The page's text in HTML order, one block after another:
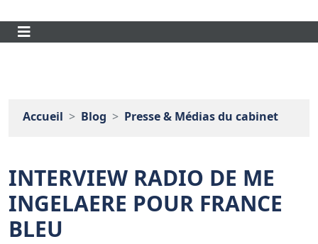
Accueil Blog Presse & Médias du cabinet
INTERVIEW RADIO DE ME
INGELAERE POUR FRANCE
BLEU